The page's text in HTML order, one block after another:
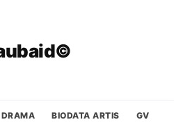
DRAMA BIODATA ARTIS GV